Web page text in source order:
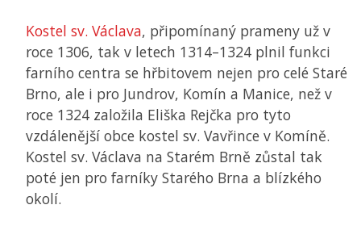
Kostel sv. Václava, připomínaný prameny už v
roce 1306, tak v letech 1314–1324 plnil funkci
farního centra se hřbitovem nejen pro celé Staré
Brno, ale i pro Jundrov, Komín a Manice, než v
roce 1324 založila Eliška Rejčka pro tyto
vzdálenější obce kostel sv. Vavřince v Komíně.
Kostel sv. Václava na Starém Brně zůstal tak
poté jen pro farníky Starého Brna a blízkého
okolí.